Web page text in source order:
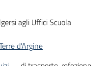
agli Uffici Scuola
d'Argine